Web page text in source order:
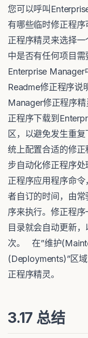
您可以呼叫
有哪些临时修正程
正程序精灵来选择
中是否有任何项目
Enterprise Manager
Readme修正程序
Manager修正程序
正程序下载到
区，以避免发生重
统上配置合适的修
步自动化修正程序
正程序应用程序命
者自订的时间，由
序来执行。修正程
目录就会自动更新
次。 在”维护
(Deployments)”区
正程序精灵。
3.17 总结